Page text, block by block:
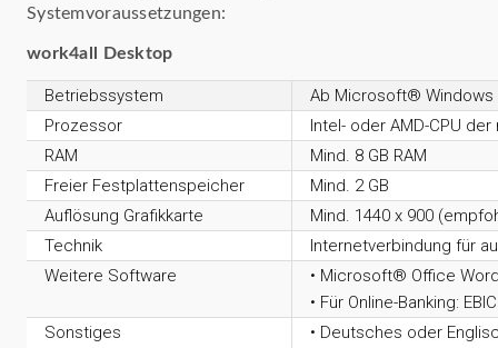
Systemvoraussetzungen:
work4all Desktop
Betriebssystem
Ab Microsoft® Windows
Prozessor
Intel- oder AMD-CPU
RAM
Mind. 8 GB RAM
Freier Festplattenspeicher
Mind. 2 GB
Auflösung Grafikkarte
Mind. 1440 x 900
Technik
Internetverbindung für
Weitere Software
• Microsoft® Office
• Für Online-Banking:
Sonstiges
• Deutsches oder